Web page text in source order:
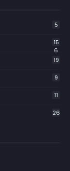
5
15
6
19
9
11
26